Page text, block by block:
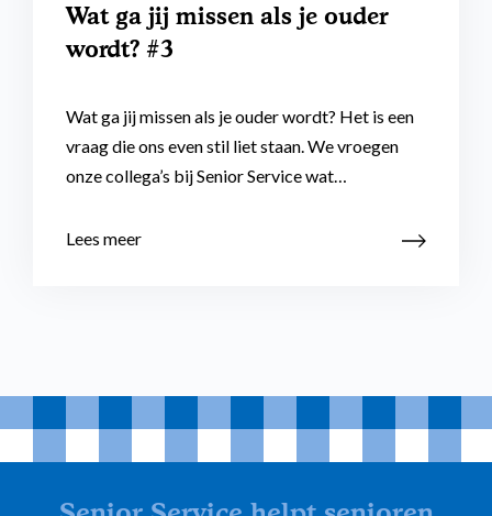
Wat ga jij missen als je ouder
wordt? #3
Wat ga jij missen als je ouder wordt? Het is een
vraag die ons even stil liet staan. We vroegen
onze collega’s bij Senior Service wat…
Lees meer